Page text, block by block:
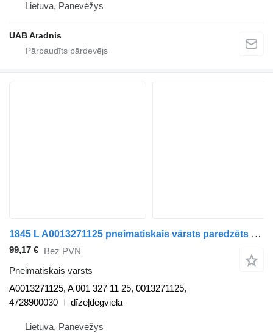
Lietuva, Panevėžys
UAB Aradnis
1845 L A0013271125 pneimatiskais vārsts paredzēts Mercedes-Benz ACTROS MP4 kravas automašīnas
99,17 € Bez PVN
Pneimatiskais vārsts
A0013271125, A 001 327 11 25, 0013271125,
4728900030
dīzeļdegviela
Lietuva, Panevėžys